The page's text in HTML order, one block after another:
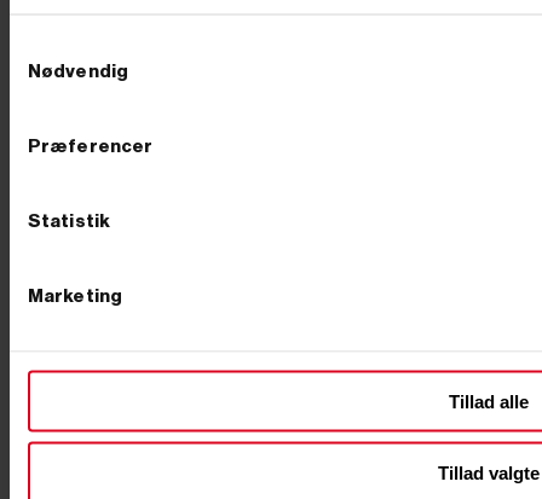
Nødvendig
Præferencer
Statistik
Marketing
Tillad alle
Tillad valgte
maskinerne, før de kommer på hylden. Benzin, diesel
klassiske allrounder til værksted, have og byggeplads.
træk, er en dieselgenerator det stærkeste valg.
både 230 og 400 volt udtag. Det gør den oplagt til
også kaldet en digital generator. Den leverer en helt ren
og stabil spænding, vejer ofte under 20 kilo og er
den favoritten til camping, sommerhus og festival. Går
du efter et bestemt mærke, kan du gå direkte til vores